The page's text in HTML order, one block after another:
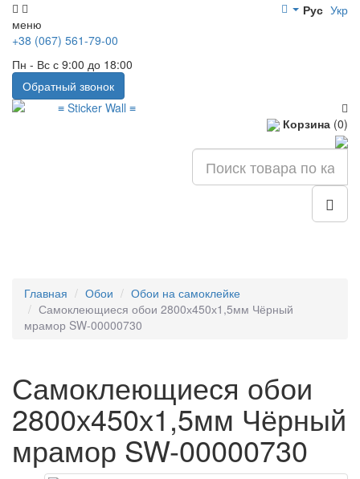
меню
Рус Укр
+38 (067) 561-79-00
Пн - Вс с 9:00 до 18:00
Обратный звонок
Корзина (0)
Главная Обои
Обои на самоклейке
Самоклеющиеся обои 2800х450х1,5мм Чёрный
мрамор SW-00000730
Самоклеющиеся обои
2800х450х1,5мм Чёрный
мрамор SW-00000730